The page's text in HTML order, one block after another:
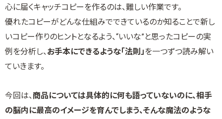
心に届くキャッチコピーを作るのは、難しい作業です。
優れたコピーがどんな仕組みでできているのか知ることで新し
いコピー作りのヒントとなるよう、“いいな”と思ったコピーの実
例を分析し、 お手本にできるような「法則」を一つずつ読み解い
ていきます。
今回は、 商品については具体的に何も語っていないのに、相手
の脳内に最高のイメージを育んでしまう、そんな魔法のような